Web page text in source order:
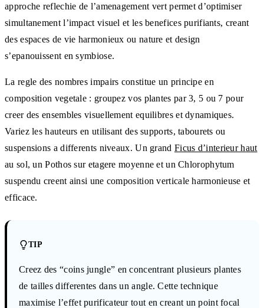
approche reflechie de l’amenagement vert permet d’optimiser
simultanement l’impact visuel et les benefices purifiants, creant
des espaces de vie harmonieux ou nature et design
s’epanouissent en symbiose.
La regle des nombres impairs constitue un principe en
composition vegetale : groupez vos plantes par 3, 5 ou 7 pour
creer des ensembles visuellement equilibres et dynamiques.
Variez les hauteurs en utilisant des supports, tabourets ou
suspensions a differents niveaux. Un grand Ficus d’interieur haut
au sol, un Pothos sur etagere moyenne et un Chlorophytum
suspendu creent ainsi une composition verticale harmonieuse et
efficace.
TIP
Creez des “coins jungle” en concentrant plusieurs plantes
de tailles differentes dans un angle. Cette technique
maximise l’effet purificateur tout en creant un point focal